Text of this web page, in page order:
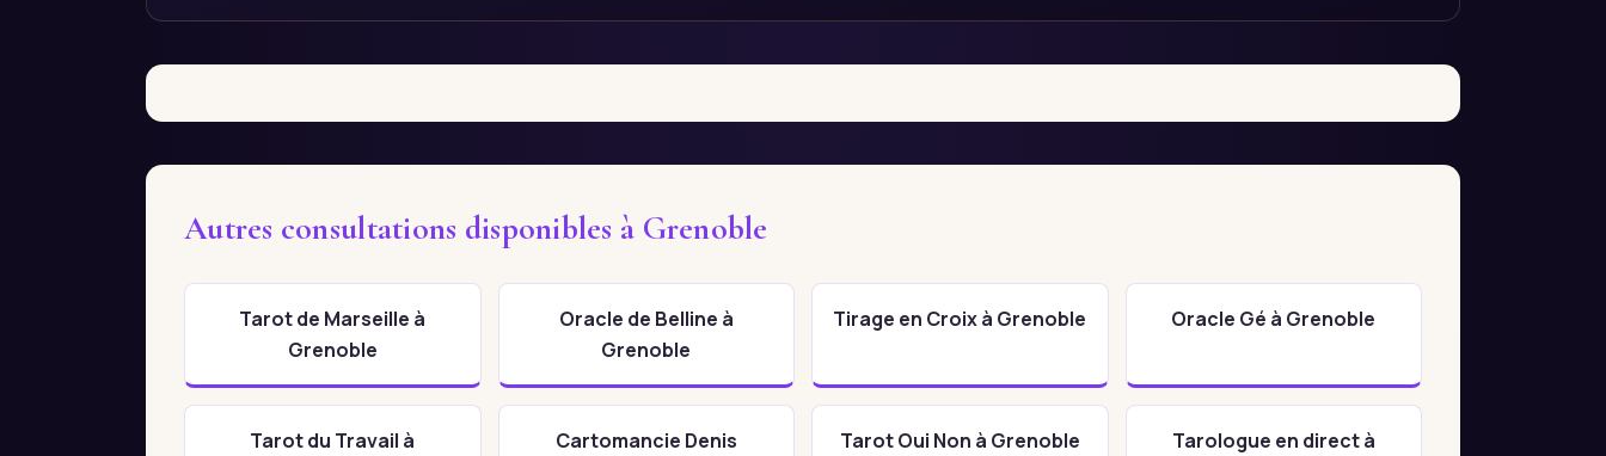
Autres consultations disponibles à Grenoble
Tarot de Marseille à
Grenoble
Oracle de Belline à
Grenoble
Tirage en Croix à Grenoble Oracle Gé à Grenoble
Tarot du Travail à
Cartomancie Denis
Tarot Oui Non à Grenoble
Tarologue en direct à